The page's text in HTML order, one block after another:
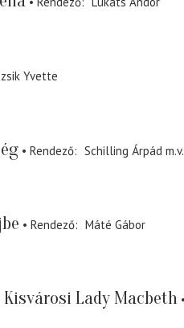
Yvette
Rendező Schilling Árpád m.v.
Rendező
Máté Gábor
Kisvárosi Lady Macbeth